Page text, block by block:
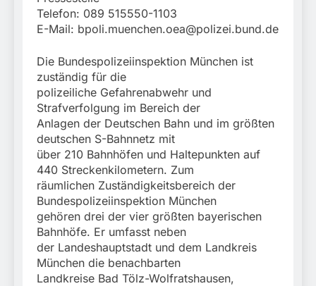
Telefon: 089 515550-1103
E-Mail: bpoli.muenchen.oea@polizei.bund.de
Die Bundespolizeiinspektion München ist
zuständig für die
polizeiliche Gefahrenabwehr und
Strafverfolgung im Bereich der
Anlagen der Deutschen Bahn und im größten
deutschen S-Bahnnetz mit
über 210 Bahnhöfen und Haltepunkten auf
440 Streckenkilometern. Zum
räumlichen Zuständigkeitsbereich der
Bundespolizeiinspektion München
gehören drei der vier größten bayerischen
Bahnhöfe. Er umfasst neben
der Landeshauptstadt und dem Landkreis
München die benachbarten
Landkreise Bad Tölz-Wolfratshausen,